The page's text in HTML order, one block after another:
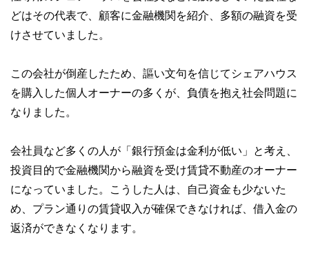
どはその代表で、顧客に金融機関を紹介、多額の融資を受
けさせていました。
この会社が倒産したため、謳い文句を信じてシェアハウス
を購入した個人オーナーの多くが、負債を抱え社会問題に
なりました。
会社員など多くの人が「銀行預金は金利が低い」と考え、
投資目的で金融機関から融資を受け賃貸不動産のオーナー
になっていました。こうした人は、自己資金も少ないた
め、プラン通りの賃貸収入が確保できなければ、借入金の
返済ができなくなります。